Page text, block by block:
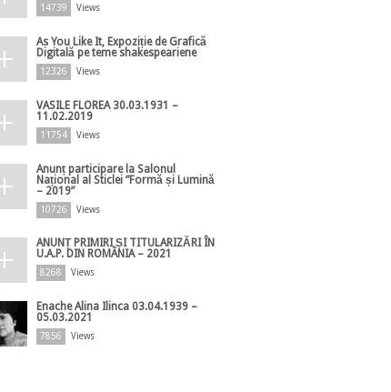
14739 Views
As You Like It, Expoziție de Grafică
Digitală pe teme shakespeariene
12326 Views
VASILE FLOREA 30.03.1931 –
11.02.2019
11754 Views
Anunț participare la Salonul
Național al Sticlei ”Formă și Lumină
– 2019”
10726 Views
ANUNȚ PRIMIRI ȘI TITULARIZĂRI ÎN
U.A.P. DIN ROMÂNIA – 2021
8268 Views
Enache Alina Ilinca 03.04.1939 –
05.03.2021
7856 Views